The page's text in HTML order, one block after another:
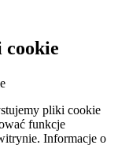
pliki cookie
funkcje
Informacje o